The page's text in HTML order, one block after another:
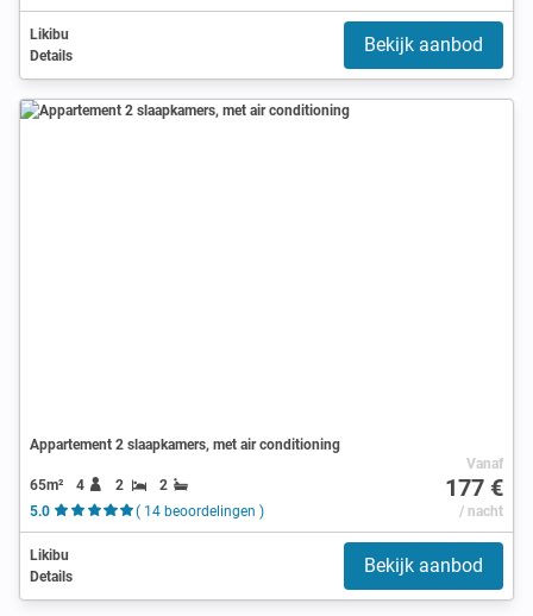
Likibu
Details
Bekijk aanbod
Appartement 2 slaapkamers, met air conditioning
65m² 4 2
2
5.0
( 14 beoordelingen )
Vanaf
177 €
/ nacht
Likibu
Details
Bekijk aanbod